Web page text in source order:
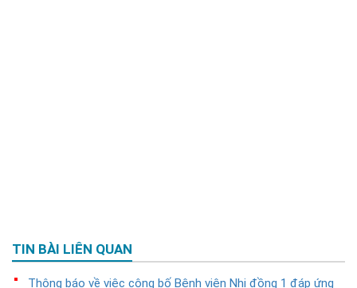
TIN BÀI LIÊN QUAN
Thông báo về việc công bố Bệnh viện Nhi đồng 1 đáp ứng